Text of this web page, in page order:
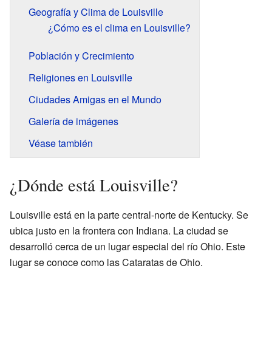
Geografía y Clima de Louisville
¿Cómo es el clima en Louisville?
Población y Crecimiento
Religiones en Louisville
Ciudades Amigas en el Mundo
Galería de imágenes
Véase también
¿Dónde está Louisville?
Louisville está en la parte central-norte de Kentucky. Se
ubica justo en la frontera con Indiana. La ciudad se
desarrolló cerca de un lugar especial del río Ohio. Este
lugar se conoce como las Cataratas de Ohio.